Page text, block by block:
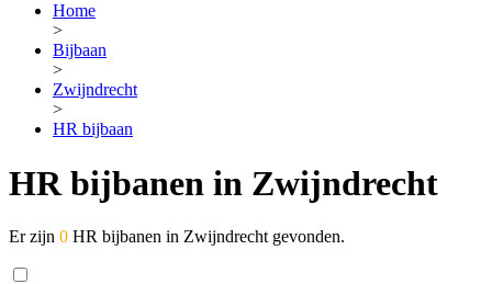
Home
>
Bijbaan
>
Zwijndrecht
>
HR bijbaan
HR bijbanen in Zwijndrecht
Er zijn 0 HR bijbanen in Zwijndrecht gevonden.